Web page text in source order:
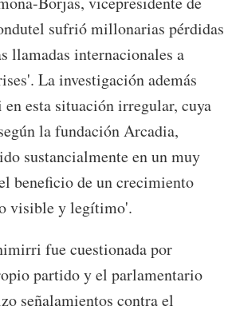
sufrió millonarias pérdidas
llamadas internacionales a
La investigación además
esta situación irregular, cuya
la fundación Arcadia,
sustancialmente en un muy
beneficio de un crecimiento
visible y legítimo'.
fue cuestionada por
partido y el parlamentario
señalamientos contra el